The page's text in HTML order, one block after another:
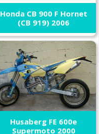
Honda CB 900 F Hornet
(CB 919) 2006
Husaberg FE 600e
Supermoto 2000